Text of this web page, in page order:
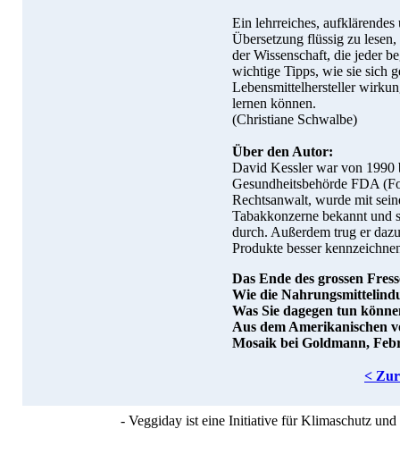
Ein lehrreiches,
Übersetzung flüssig zu
der Wissenschaft, die jeder
wichtige Tipps, wie sie sich
Lebensmittelhersteller
lernen können.
(Christiane Schwalbe)
Über den Autor:
David Kessler war von 1990
Gesundheitsbehörde FDA
Rechtsanwalt, wurde mit
Tabakkonzerne bekannt und
durch. Außerdem trug er
Produkte besser
Das Ende des grossen
Wie die
Was Sie dagegen tun
Aus dem Amerikanischen
Mosaik bei Goldmann,
<
- Veggiday ist eine Initiative für Klimaschutz